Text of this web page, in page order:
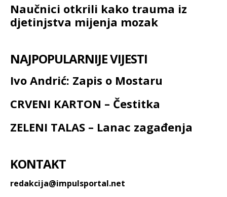
Naučnici otkrili kako trauma iz
djetinjstva mijenja mozak
NAJPOPULARNIJE VIJESTI
Ivo Andrić: Zapis o Mostaru
CRVENI KARTON – Čestitka
ZELENI TALAS – Lanac zagađenja
KONTAKT
redakcija@impulsportal.net